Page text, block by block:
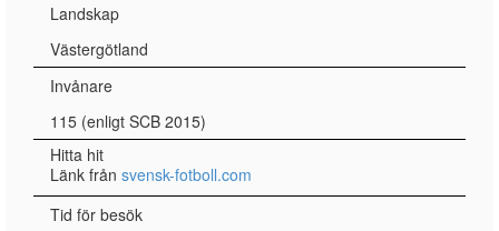
Landskap
Västergötland
Invånare
115 (enligt SCB 2015)
Hitta hit
Länk från svensk-fotboll.com
Tid för besök